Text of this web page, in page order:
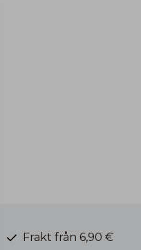
Frakt från 6,90 €